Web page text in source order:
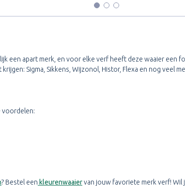
een apart merk, en voor elke verf heeft deze waaier
Sigma, Sikkens, Wijzonol, Histor, Flexa en nog veel
voordelen:
? Bestel een kleurenwaaiervan jouw favoriete merk verf! Wil